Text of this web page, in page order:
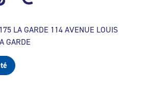
LA GARDE 114 AVENUE LOUIS
GARDE